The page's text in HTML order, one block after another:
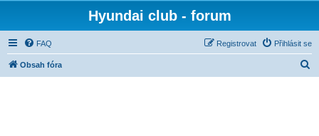
Hyundai club - forum
FAQ Přihlásit se
Registrovat
Obsah fóra